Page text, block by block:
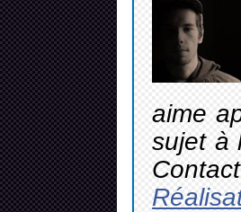
aime
sujet à